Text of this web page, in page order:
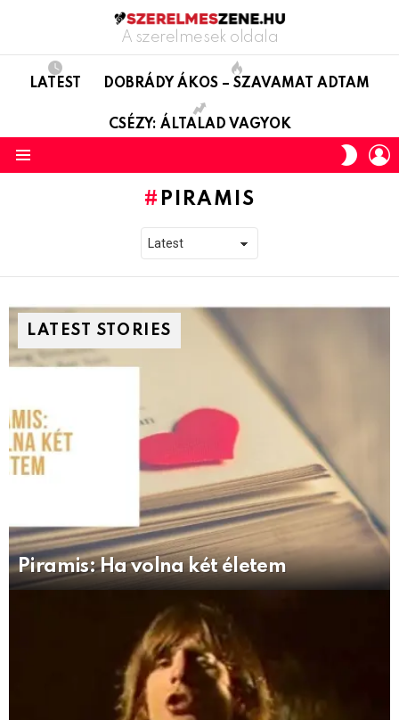
A szerelmesek oldala
LATEST DOBRÁDY ÁKOS – SZAVAMAT ADTAM
CSÉZY: ÁLTALAD VAGYOK
SKIN
PIRAMIS
LATEST STORIES
Piramis: Ha volna két életem